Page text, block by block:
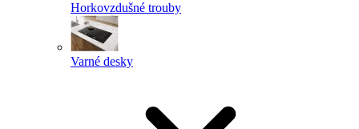
Horkovzdušné trouby
Varné desky